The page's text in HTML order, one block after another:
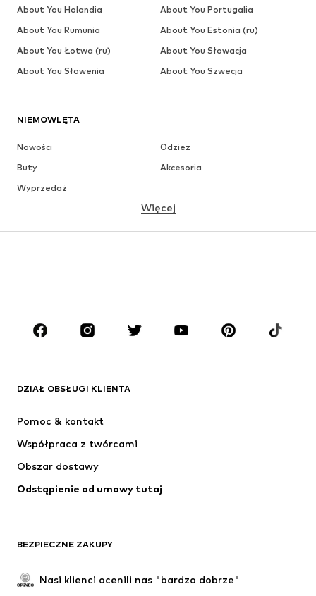
NIEMOWLĘTA
Nowości
Odzież
Buty
Akcesoria
Wyprzedaż
MARKI
Next
Jordan
Więcej
DZIAŁ OBSŁUGI KLIENTA
Pomoc & kontakt
Współpraca z twórcami
Obszar dostawy
Odstąpienie od umowy tutaj
BEZPIECZNE ZAKUPY
Nasi klienci ocenili nas "bardzo dobrze"
About You Holandia
About You Portugalia
About You Rumunia
About You Estonia (ru)
About You Łotwa (ru)
About You Słowacja
About You Słowenia
About You Szwecja